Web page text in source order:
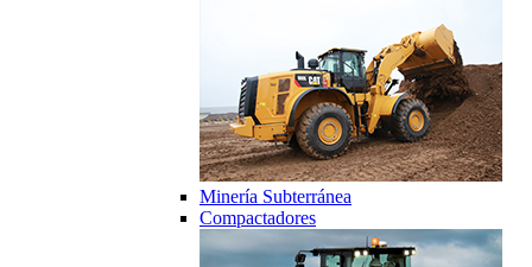
Minería Subterránea
Compactadores